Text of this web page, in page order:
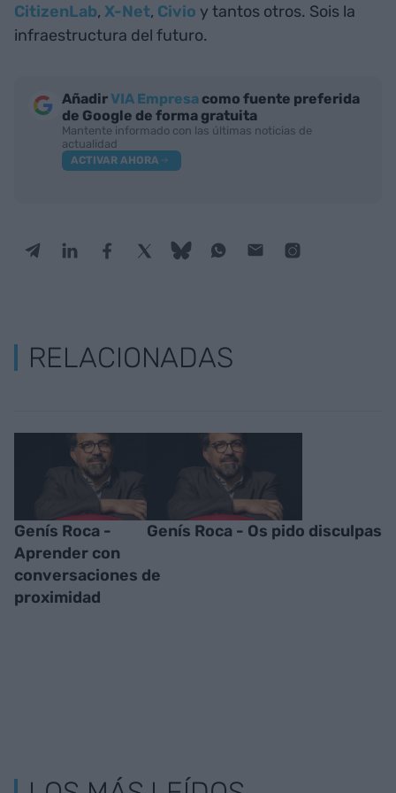
CitizenLab, X-Net, Civio y tantos otros. Sois la
infraestructura del futuro.
AñadirVIA Empresa como fuente preferida
de Google de forma gratuita
Mantente informado con las últimas noticias de
actualidad
ACTIVAR AHORA
RELACIONADAS
Genís Roca -
Aprender con
conversaciones de
proximidad
Genís Roca - Os pido disculpas